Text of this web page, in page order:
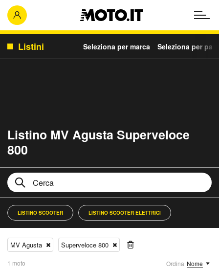
Listini Seleziona per marca Seleziona per
Listino MV Agusta Superveloce
800
LISTINO SCOOTER LISTINO SCOOTER ELETTRICI
MV Agusta Superveloce 800
1 moto Ordina Nome